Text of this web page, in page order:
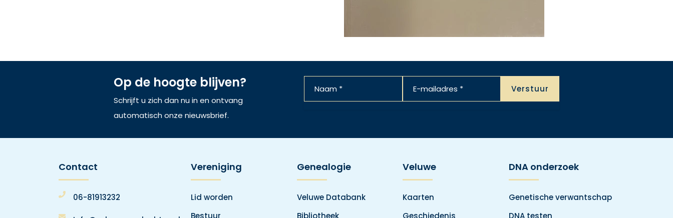
Op de hoogte blijven?
Schrijft u zich dan nu in en ontvang
automatisch onze nieuwsbrief.
Contact
06-81913232
Vereniging
Lid worden
Bestuur
Genealogie
Veluwe Databank
Bibliotheek
Veluwe
Kaarten
Geschiedenis
DNA onderzoek
Genetische verwantschap
DNA testen